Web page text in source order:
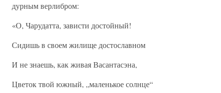
дурным верлибром:
«О, Чарудатта, зависти достойный!
Сидишь в своем жилище достославном
И не знаешь, как живая Васантасэна,
Цветок твой южный, „маленькое солнце“